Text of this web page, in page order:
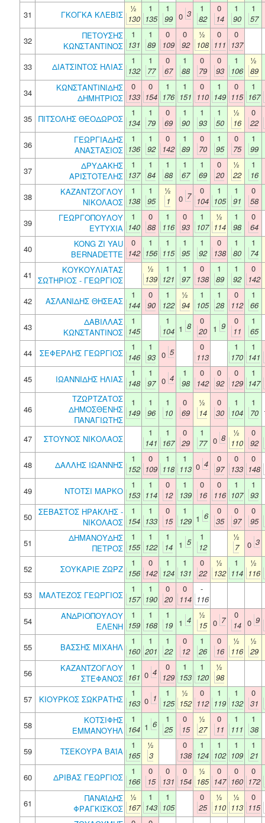
31
ΓΚΟΓΚΑ ΚΛΕΒΙΣ
½
130
1
135
1
99 0 3
1
82
0
14
1
90
1
57
32
ΠΕΤΟΥΣΗΣ
ΚΩΝΣΤΑΝΤΙΝΟΣ
1
131
1
89
0
109
0
92
½
108
0
111
0
137
33
ΔΙΑΤΣΙΝΤΟΣ ΗΛΙΑΣ
1
132
1
77
0
67
1
88
0
79
0
93
1
106
½
89
34
ΚΩΝΣΤΑΝΤΙΝΙΔΗΣ
ΔΗΜΗΤΡΙΟΣ
0
133
0
154
1
176
1
151
0
110
1
149
0
115
1
167
35
ΠΙΤΣΟΛΗΣ ΘΕΟΔΩΡΟΣ
1
134
1
79
0
69
1
90
1
93
1
50
½
16
0
22
36
ΓΕΩΡΓΙΑΔΗΣ
ΑΝΑΣΤΑΣΙΟΣ
1
136
1
92
0
142
1
89
0
70
1
95
0
75
1
99
37
ΔΡΥΔΑΚΗΣ
ΑΡΙΣΤΟΤΕΛΗΣ
1
137
1
84
1
88
1
67
1
69
0
20
½
22
1
16
38
ΚΑΖΑΝΤΖΟΓΛΟΥ
ΝΙΚΟΛΑΟΣ
1
138
1
95
½
1
0 7
0
104
1
105
1
91
0
58
39
ΓΕΩΡΓΟΠΟΥΛΟΥ
ΕΥΤΥΧΙΑ
1
140
0
88
1
116
0
93
1
107
½
114
1
98
0
64
40
KONG ZI YAU
BERNADETTE
0
142
1
156
1
115
1
95
1
92
0
138
1
80
1
74
41
ΚΟΥΚΟΥΛΙΑΤΑΣ
ΣΩΤΗΡΙΟΣ - ΓΕΩΡΓΙΟΣ
½
139
1
121
1
97
0
138
1
89
1
92
0
142
42
ΑΣΛΑΝΙΔΗΣ ΘΗΣΕΑΣ
1
144
0
90
1
122
½
94
1
105
1
28
0
112
1
66
43
ΔΑΒΙΛΛΑΣ
ΚΩΝΣΤΑΝΤΙΝΟΣ
1
145
1
104 1 8
0
20
1 9
0
11
1
65
44
ΣΕΦΕΡΛΗΣ ΓΕΩΡΓΙΟΣ
1
146
1
93 0 5
0
113
1
170
1
141
45
ΙΩΑΝΝΙΔΗΣ ΗΛΙΑΣ
1
148
1
97 0 4
1
98
0
142
0
92
0
129
1
147
46
ΤΖΩΡΤΖΑΤΟΣ
ΔΗΜΟΣΘΕΝΗΣ
ΠΑΝΑΓΙΩΤΗΣ
1
149
1
96
1
10
0
69
½
14
0
30
1
104
1
70
47 ΣΤΟΥΝΟΣ ΝΙΚΟΛΑΟΣ
1
141
1
167
0
29
1
77 0 8
½
110
0
92
48
ΔΑΛΛΗΣ ΙΩΑΝΝΗΣ
1
152
0
109
1
118
1
113 0 4
0
97
0
133
0
148
49
ΝΤΟΤΣΙ ΜΑΡΚΟ
1
153
1
114
0
12
1
139
0
16
0
116
1
107
1
93
50
ΣΕΒΑΣΤΟΣ ΗΡΑΚΛΗΣ -
ΝΙΚΟΛΑΟΣ
1
154
1
133
0
15
1
129 1 6
0
35
0
97
0
95
51
ΔΗΜΑΝΟΥΔΗΣ
ΠΕΤΡΟΣ
1
155
1
122
1
14
1 5
1
12
½
7
0 3
52 ΣΟΥΚΑΡΙΕ ΖΩΡΖ
1
156
0
142
1
124
1
131
0
22
½
132
1
114
½
116
53
ΜΑΛΤΕΖΟΣ ΓΕΩΡΓΙΟΣ
1
157
1
190
0
20
0
114
-
116
54
ΑΝΔΡΙΟΠΟΥΛΟΥ
ΕΛΕΝΗ
1
159
1
168
1
19
1 4
½
15 0 7
0
14 0 9
55 ΒΑΣΣΗΣ ΜΙΧΑΗΛ
1
160
1
201
1
22
0
12
1
26
0
16
½
116
½
29
56
ΚΑΖΑΝΤΖΟΓΛΟΥ
ΣΤΕΦΑΝΟΣ
1
161 0 4
0
129
1
153
1
120
½
98
57
ΚΙΟΥΡΚΟΣ ΣΩΚΡΑΤΗΣ
1
163 0 1
1
125
½
152
0
112
1
119
1
132
0
31
58
ΚΟΤΣΙΦΗΣ
ΕΜΜΑΝΟΥΗΛ
1
164 1 6
1
25
0
15
½
27
0
11
1
111
1
38
59
ΤΣΕΚΟΥΡΑ ΒΑΪΑ
1
165
½
3
0
138
1
124
1
102
1
109
1
21
60
ΔΡΙΒΑΣ ΓΕΩΡΓΙΟΣ
1
166
0
15
0
131
0
154
½
185
0
147
0
160
0
172
61
ΠΑΝΑΪΔΗΣ
ΦΡΑΓΚΙΣΚΟΣ
½
167
1
143
1
105
0
25
½
110
½
113
0
115